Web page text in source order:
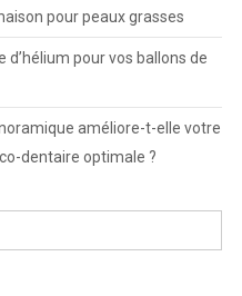
pour peaux grasses
pour vos ballons de
améliore-t-elle votre
dentaire optimale ?